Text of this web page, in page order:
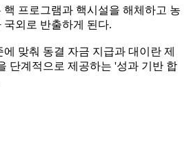
프로그램과 핵시설을 해체하고 농
외로 반출하게 된다.
맞춰 동결 자금 지급과 대이란 제
단계적으로 제공하는 '성과 기반 합